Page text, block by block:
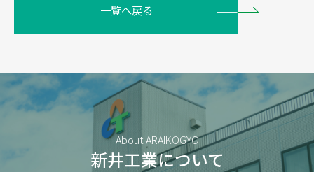
一覧へ戻る
About ARAIKOGYO
新井工業について